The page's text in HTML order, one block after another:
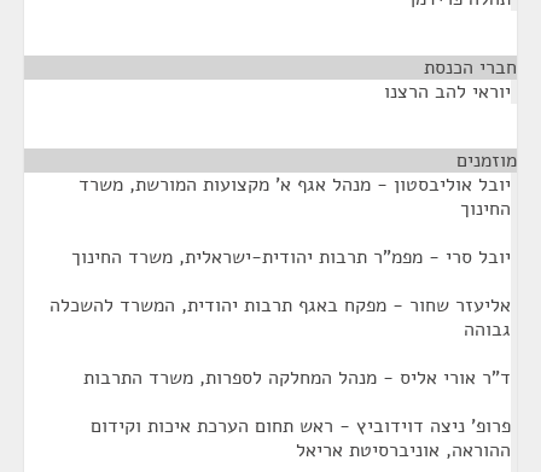
חברי הכנסת
יוראי להב הרצנו
מוזמנים
יובל אוליבסטון - מנהל אגף א' מקצועות המורשת, משרד
החינוך
יובל סרי - מפמ"ר תרבות יהודית-ישראלית, משרד החינוך
אליעזר שחור - מפקח באגף תרבות יהודית, המשרד להשכלה
גבוהה
ד"ר אורי אליס - מנהל המחלקה לספרות, משרד התרבות
פרופ' ניצה דוידוביץ - ראש תחום הערכת איכות וקידום
ההוראה, אוניברסיטת אריאל